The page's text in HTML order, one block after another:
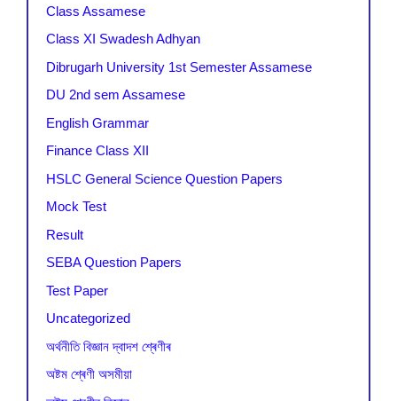
Class Assamese
Class XI Swadesh Adhyan
Dibrugarh University 1st Semester Assamese
DU 2nd sem Assamese
English Grammar
Finance Class XII
HSLC General Science Question Papers
Mock Test
Result
SEBA Question Papers
Test Paper
Uncategorized
অৰ্থনীতি বিজ্ঞান দ্বাদশ শ্ৰেণীৰ
অষ্টম শ্ৰেণী অসমীয়া